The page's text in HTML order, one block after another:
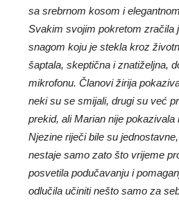
sa srebrnom kosom i
Svakim svojim pokretom zračila
snagom koju je stekla kroz
šaptala, skeptična i znatiželjna,
mikrofonu. Članovi žirija
neki su se smijali, drugi su već
prekid, ali Marian nije pokazivala
Njezine riječi bile su
nestaje samo zato što vrijeme
posvetila podučavanju i
odlučila učiniti nešto samo za